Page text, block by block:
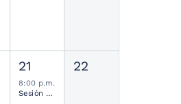
21
8:00 p.m.
Sesión Ordinaria SMCN
22